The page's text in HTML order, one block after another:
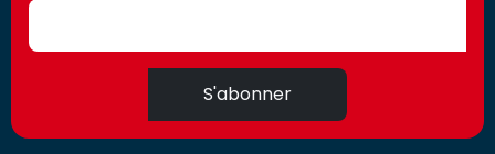
S'abonner